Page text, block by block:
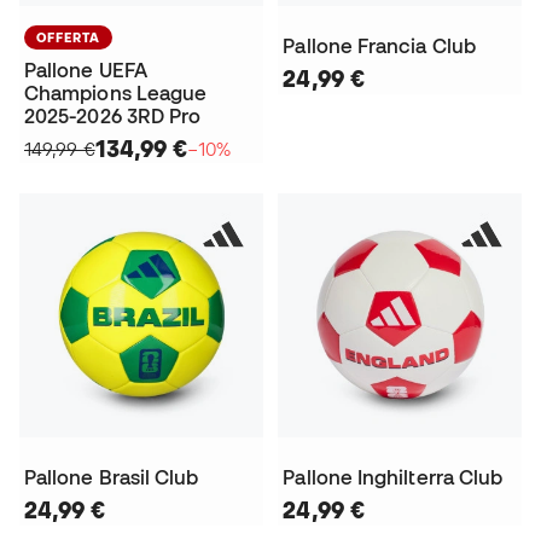
OFFERTA
Pallone UEFA
Champions League
2025-2026 3RD Pro
149,99 €134,99 €−10%
Pallone Francia Club
24,99 €
Pallone Brasil Club
24,99 €
Pallone Inghilterra Club
24,99 €